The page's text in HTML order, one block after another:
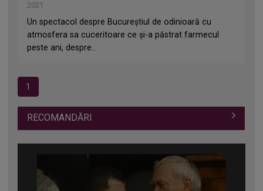
2021
Un spectacol despre Bucureștiul de odinioară cu
atmosfera sa cuceritoare ce și-a păstrat farmecul
peste ani, despre...
1
RECOMANDĂRI